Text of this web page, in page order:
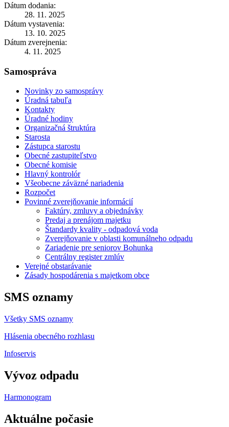
Dátum dodania:
28. 11. 2025
Dátum vystavenia:
13. 10. 2025
Dátum zverejnenia:
4. 11. 2025
Samospráva
Novinky zo samosprávy
Úradná tabuľa
Kontakty
Úradné hodiny
Organizačná štruktúra
Starosta
Zástupca starostu
Obecné zastupiteľstvo
Obecné komisie
Hlavný kontrolór
Všeobecne záväzné nariadenia
Rozpočet
Povinné zverejňovanie informácií
Faktúry, zmluvy a objednávky
Predaj a prenájom majetku
Štandardy kvality - odpadová voda
Zverejňovanie v oblasti komunálneho odpadu
Zariadenie pre seniorov Bohunka
Centrálny register zmlúv
Verejné obstarávanie
Zásady hospodárenia s majetkom obce
SMS oznamy
Všetky SMS oznamy
Hlásenia obecného rozhlasu
Infoservis
Vývoz odpadu
Harmonogram
Aktuálne počasie